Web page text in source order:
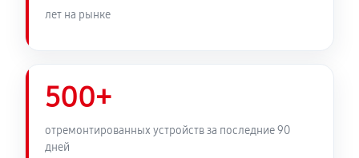
лет на рынке
500+
отремонтированных устройств за последние 90
дней